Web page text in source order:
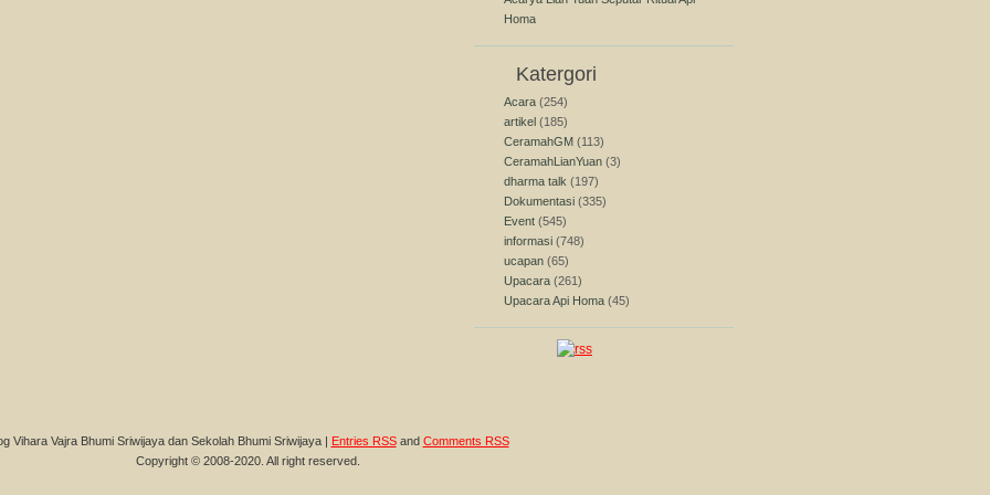
Homa
Katergori
Acara (254)
artikel (185)
CeramahGM (113)
CeramahLianYuan (3)
dharma talk (197)
Dokumentasi (335)
Event (545)
informasi (748)
ucapan (65)
Upacara (261)
Upacara Api Homa (45)
Vihara Vajra Bhumi Sriwijaya dan Sekolah Bhumi Sriwijaya | Entries RSSand Comments RSS
Copyright © 2008-2020. All right reserved.